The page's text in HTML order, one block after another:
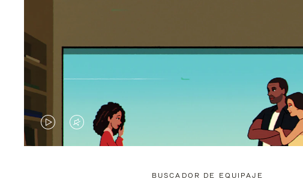
EL
EL
BUSCADOR DE EQUIPAJE